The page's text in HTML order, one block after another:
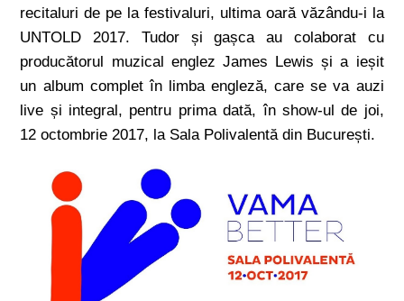
recitaluri de pe la festivaluri, ultima oară văzându-i la
UNTOLD 2017. Tudor și gașca au colaborat cu
producătorul muzical englez James Lewis și a ieșit
un album complet în limba engleză, care se va auzi
live și integral, pentru prima dată, în show-ul de joi,
12 octombrie 2017, la Sala Polivalentă din București.